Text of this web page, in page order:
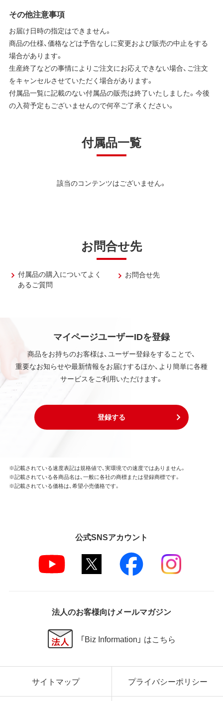
その他注意事項
お届け日時の指定はできません。
商品の仕様、価格などは予告なしに変更および販売の中止をする
場合があります。
生産終了などの事情によりご注文にお応えできない場合、ご注文
をキャンセルさせていただく場合があります。
付属品一覧に記載のない付属品の販売は終了いたしました。今後
の入荷予定もございませんので何卒ご了承ください。
付属品一覧
該当のコンテンツはございません。
お問合せ先
付属品の購入についてよく
あるご質問
お問合せ先
マイページユーザーIDを登録
商品をお持ちのお客様は、ユーザー登録をすることで、
重要なお知らせや最新情報をお届けするほか、より簡単に各種
サービスをご利用いただけます。
登録する
※記載されている速度表記は規格値で、実環境での速度ではありません。
※記載されている各商品名は、一般に各社の商標または登録商標です。
※記載されている価格は、希望小売価格です。
公式SNSアカウント
法人のお客様向けメールマガジン
「Biz Information」 はこちら
サイトマップ プライバシーポリシー